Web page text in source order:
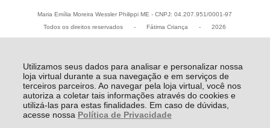
Utilizamos seus dados para analisar e personalizar nossa
loja virtual durante a sua navegação e em serviços de
terceiros parceiros. Ao navegar pela loja virtual, você nos
autoriza a coletar tais informações através do cookies e
utilizá-las para estas finalidades. Em caso de dúvidas,
acesse nossa Política de Privacidade
Maria Emília Moreira Wessler Philippi ME - CNPJ: 04.207.951/0001-97
Todos os direitos reservados
- Fátima Criança - 2026